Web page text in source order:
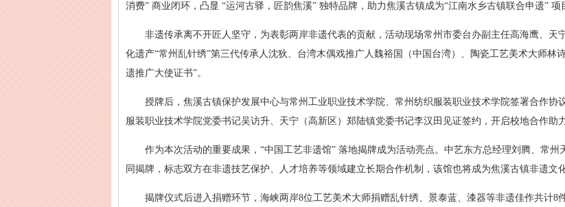
消费” 商业闭环，凸显 “运河古驿，匠韵焦溪” 独特品牌，助力焦溪古镇成为“江南水乡古镇联合申遗” 项
非遗传承离不开匠人坚守，为表彰两岸非遗代表的贡献，活动现场常州市委台办副主任高海鹰、天
化遗产“常州乱针绣”第三代传承人沈狄、台湾木偶戏推广人魏裕国（中国台湾）、陶瓷工艺美术大师林
遗推广大使证书”。
授牌后，焦溪古镇保护发展中心与常州工业职业技术学院、常州纺织服装职业技术学院签署合作协
服装职业技术学院党委书记吴访升、天宁（高新区 ）郑陆镇党委书记李汉田见证签约，开启校地合作助
作为本次活动的重要成果，“中国工艺非遗馆” 落地揭牌成为活动亮点。中艺东方总经理刘腾、常
同揭牌，标志双方在非遗技艺保护、人才培养等领域建立长期合作机制，该馆也将成为焦溪古镇非遗文
揭牌仪式后进入捐赠环节，海峡两岸8位工艺美术大师捐赠乱针绣、景泰蓝、漆器等非遗佳作共计8